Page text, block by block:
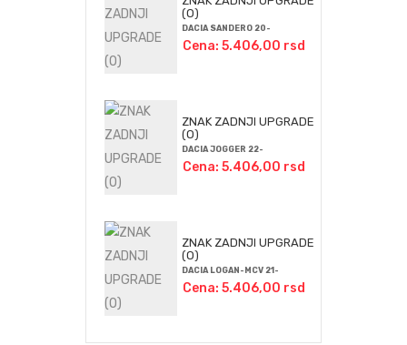
(O)
DACIA SANDERO 20-
Cena: 5.406,00 rsd
ZNAK ZADNJI UPGRADE
(O)
DACIA JOGGER 22-
Cena: 5.406,00 rsd
ZNAK ZADNJI UPGRADE
(O)
DACIA LOGAN-MCV 21-
Cena: 5.406,00 rsd